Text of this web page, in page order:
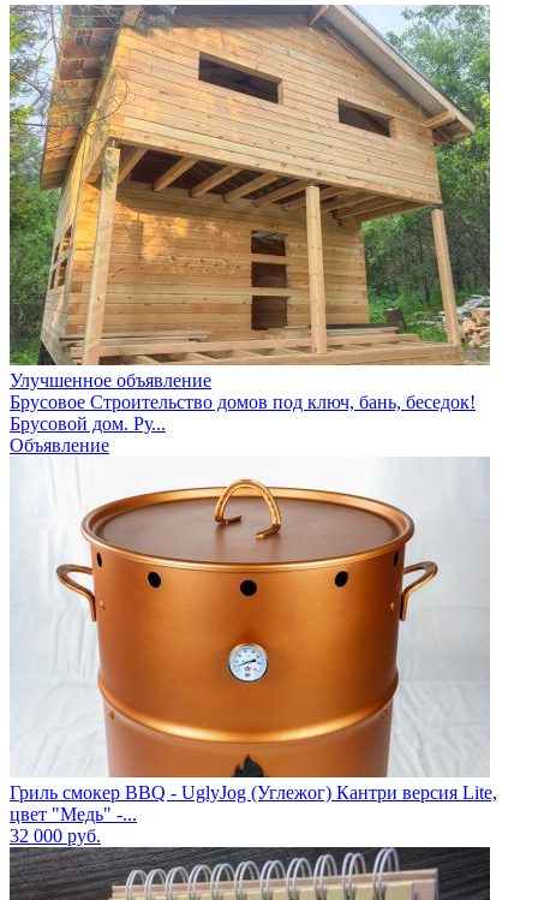
Улучшенное объявление
Брусовое Строительство домов под ключ, бань, беседок!
Брусовой дом. Ру...
Объявление
Гриль смокер BBQ - UglyJog (Углежог) Кантри версия Lite,
цвет "Медь" -...
32 000 руб.